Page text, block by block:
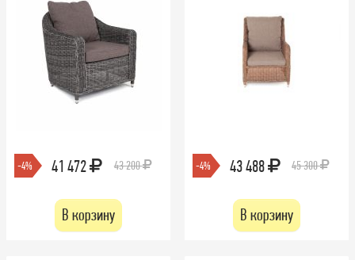
-4% 41 472 43 200
В корзину
-4% 43 488 45 300
В корзину